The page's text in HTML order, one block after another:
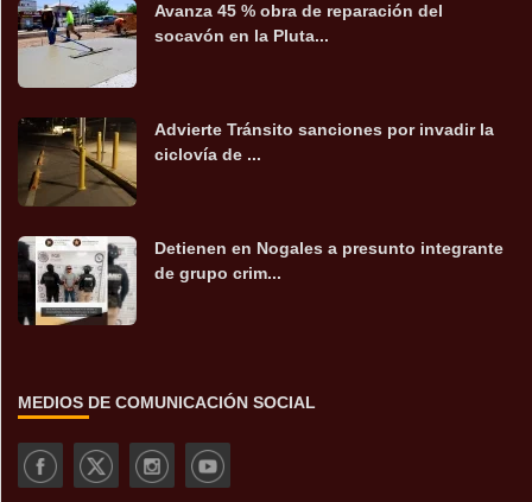
Avanza 45 % obra de reparación del
socavón en la Pluta...
Advierte Tránsito sanciones por invadir la
ciclovía de ...
Detienen en Nogales a presunto integrante
de grupo crim...
MEDIOS DE COMUNICACIÓN SOCIAL